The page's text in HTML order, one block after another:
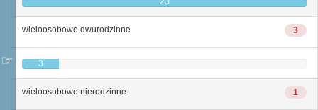
3
wieloosobowe dwurodzinne
3
1
wieloosobowe nierodzinne